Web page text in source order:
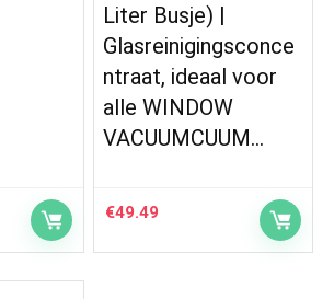
Liter Busje) |
Glasreinigingsconce
ntraat, ideaal voor
alle WINDOW
VACUUMCUUM…
€49.49